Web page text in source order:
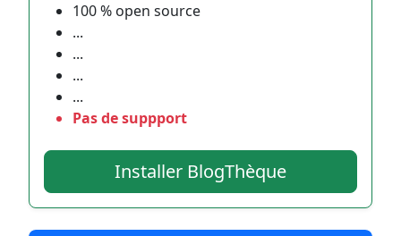
100 % open source
...
...
...
...
Pas de suppport
Installer BlogThèque